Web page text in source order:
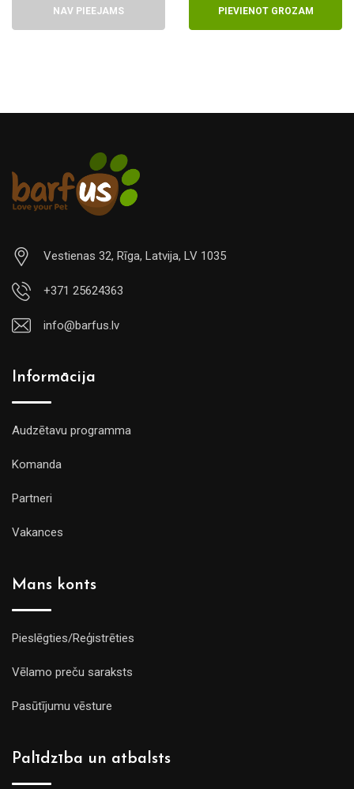
PIEVIENOT GROZAM
Vestienas 32, Rīga, Latvija, LV 1035
+371 25624363
info@barfus.lv
Informācija
Audzētavu programma
Komanda
Partneri
Vakances
Mans konts
Pieslēgties/Reģistrēties
Vēlamo preču saraksts
Pasūtījumu vēsture
Palīdzība un atbalsts